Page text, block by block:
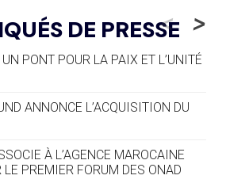
PEUT DÉMONTRER
ORGANISER DES JO
»
LES GRANDES
EN VUE DES JO
2026
CÉLÈBRENT LES JOJ
DE PRESSE
<
UN PONT POUR LA PAIX ET L’UNITÉ
ANNONCE L’ACQUISITION DU
À L’AGENCE MAROCAINE
PREMIER FORUM DES ONAD
>